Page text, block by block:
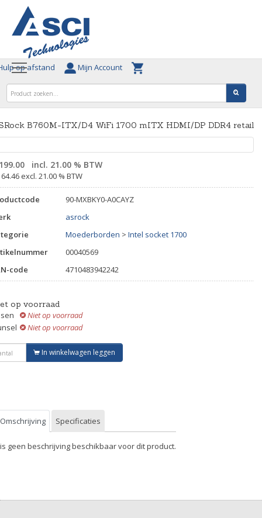
op afstand Mijn Account
B760M-ITX/D4 WiFi 1700 mITX HDMI/DP DDR4 retail
incl. 21.00 % BTW
excl. 21.00 % BTW
90-MXBKY0-A0CAYZ
asrock
Moederborden > Intel socket 1700
00040569
code
4710483942242
op voorraad
Niet op voorraad
Niet op voorraad
In winkelwagen leggen
Omschrijving Specificaties
geen beschrijving beschikbaar voor dit product.